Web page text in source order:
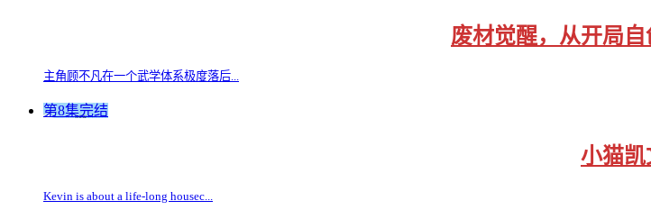
废材觉醒，从开局
主角顾不凡在一个武学体系极度落后...
第8集完结
小猫凯
Kevin is about a life-long housec...